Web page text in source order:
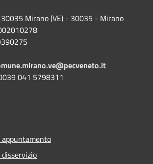
Mirano (VE) - 30035 - Mirano
041 5798311